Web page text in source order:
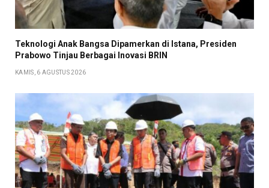
Teknologi Anak Bangsa Dipamerkan di Istana, Presiden
Prabowo Tinjau Berbagai Inovasi BRIN
KAMIS, 6 AGUSTUS 2026